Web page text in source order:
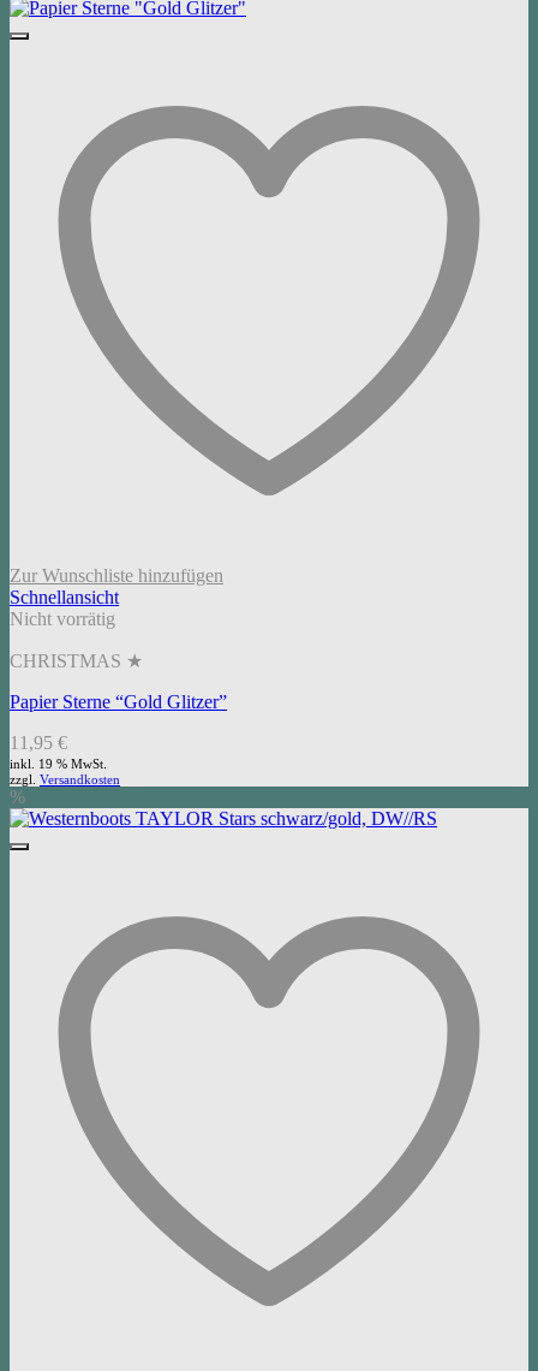
Zur Wunschliste hinzufügen
Schnellansicht
Nicht vorrätig
CHRISTMAS ★
Papier Sterne “Gold Glitzer”
11,95 €
inkl. 19 % MwSt.
zzgl. Versandkosten
%